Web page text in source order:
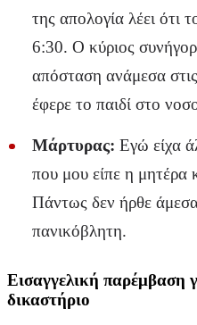
της απολογία λέει ότι
6:30. Ο κύριος
απόσταση ανάμεσα
έφερε το παιδί στο
Μάρτυρας: Εγώ είχα
που μου είπε η μητέρα
Πάντως δεν ήρθε
πανικόβλητη.
Εισαγγελική παρέμβαση
δικαστήριο